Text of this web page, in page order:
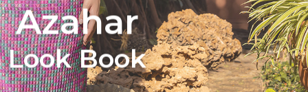
Azahar
Look Book